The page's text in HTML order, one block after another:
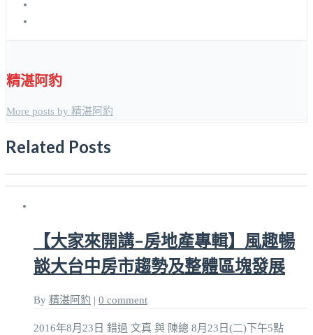
精湛阿豹
More posts by 精湛阿豹
Related Posts
【大家來開講–房地產專輯】風趣暢
談大台中房市趨勢及整體區塊發展
By 精湛阿豹 | 0 comment
2016年8月23日 錯過 文真 與 陳總 8月23日(二)下午5點